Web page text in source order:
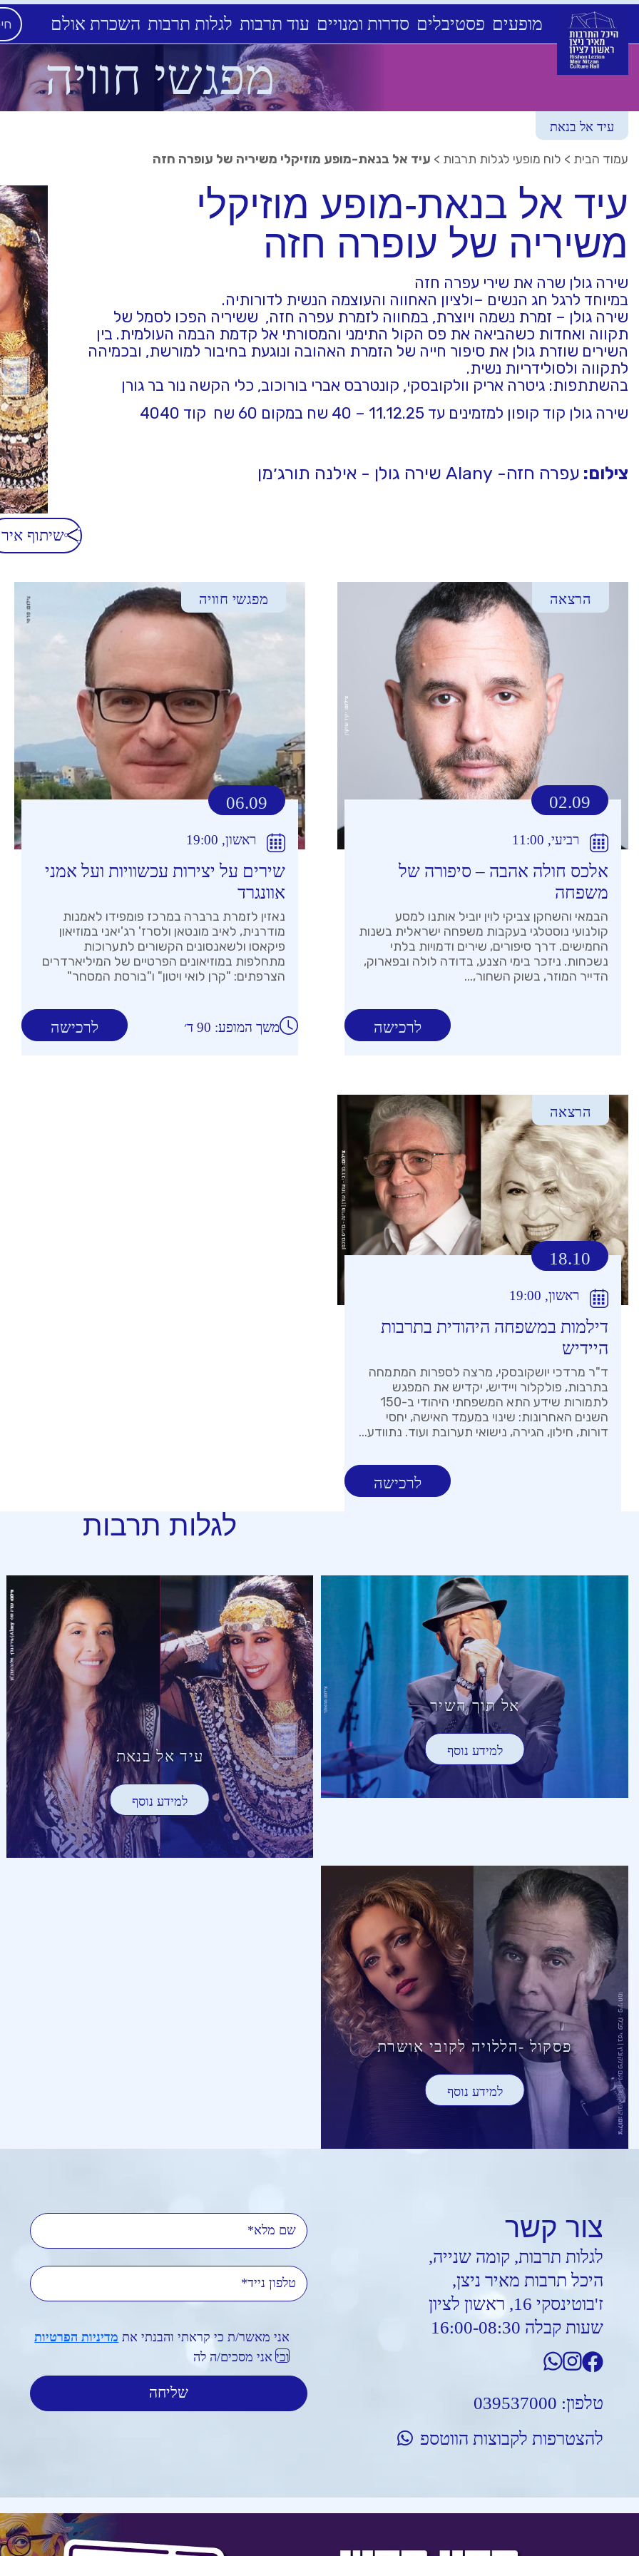
מופעים פסטיבלים סדרות ומנויים עוד תרבות לגלות תרבות השכרת אולם
מפגשי חוויה
עיד אל בנאת
עמוד הבית > לוח מופעי לגלות תרבות > עיד אל בנאת-מופע מוזיקלי משיריה של עופרה חזה
עיד אל בנאת-מופע מוזיקלי
משיריה של עופרה חזה
שירה גולן שרה את שירי עפרה חזה
במיוחד לרגל חג הנשים –ולציון האחווה והעוצמה הנשית לדורותיה.
שירה גולן – זמרת נשמה ויוצרת, במחווה לזמרת עפרה חזה, ששיריה הפכו לסמל של
תקווה ואחדות כשהביאה את פס הקול התימני והמסורתי אל קדמת הבמה העולמית. בין
השירים שוזרת גולן את סיפור חייה של הזמרת האהובה ונוגעת בחיבור למורשת, ובכמיהה
לתקווה ולסולידריות נשית.
בהשתתפות: גיטרה אריק וולקובסקי, קונטרבס אברי בורוכוב, כלי הקשה נור בר גורן
שירה גולן קוד קופון למזמינים עד 11.12.25 – 40 שח במקום 60 שח קוד 4040
צילום: עפרה חזה- Alany שירה גולן - אילנה תורג׳מן
שיתוף
הרצאה
02.09
רביעי, 11:00
אלכס חולה אהבה – סיפורה של
משפחה
הבמאי והשחקן צביקי לוין יוביל אותנו למסע
קולנועי נוסטלגי בעקבות משפחה ישראלית בשנות
החמישים. דרך סיפורים, שירים ודמויות בלתי
נשכחות. ניזכר בימי הצנע, בדודה לולה ובפארוק,
הדייר המוזר, בשוק השחור,...
לרכישה
מפגשי חוויה
06.09
ראשון, 19:00
שירים על יצירות עכשוויות ועל אמני
אוונגרד
נאזין לזמרת ברברה במרכז פומפידו לאמנות
מודרנית, לאיב מונטאן ולסרז' רג'יאני במוזיאון
פיקאסו ולשאנסונים הקשורים לתערוכות
מתחלפות במוזיאונים הפרטיים של המיליארדרים
הצרפתים: "קרן לואי ויטון" ו"בורסת המסחר"
לרכישה משך המופע: 90 ד׳
הרצאה
18.10
ראשון, 19:00
דילמות במשפחה היהודית בתרבות
היידיש
ד"ר מרדכי יושקובסקי, מרצה לספרות המתמחה
בתרבות, פולקלור ויידיש, יקדיש את המפגש
לתמורות שידע התא המשפחתי היהודי ב-150
השנים האחרונות: שינוי במעמד האישה, יחסי
דורות, חילון, הגירה, נישואי תערובת ועוד. נתוודע...
לרכישה
לגלות תרבות
אל תוך השיר
למידע נוסף עיד אל בנאת
למידע נוסף
פסקול -הללויה לקובי אושרת
למידע נוסף
צור קשר
לגלות תרבות, קומה שנייה,
היכל תרבות מאיר ניצן,
ז'בוטינסקי 16, ראשון לציון
שעות קבלה 16:00-08:30
טלפון: 039537000
להצטרפות לקבוצות הווטספ
שם מלא
טלפון נייד
אני מאשר/ת כי קראתי והבנתי את מדיניות הפרטיות
וכי אני מסכים/ה לה